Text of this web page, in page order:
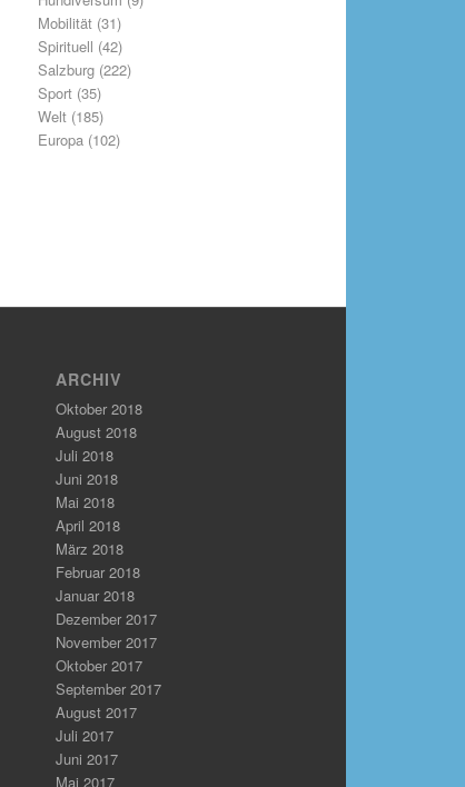
Mobilität(31)
Spirituell (42)
Salzburg(222)
Sport(35)
Welt(185)
Europa(102)
ARCHIV
Oktober 2018
August 2018
Juli 2018
Juni 2018
Mai 2018
April 2018
März 2018
Februar 2018
Januar 2018
Dezember 2017
November 2017
Oktober 2017
September 2017
August 2017
Juli 2017
Juni 2017
Mai 2017